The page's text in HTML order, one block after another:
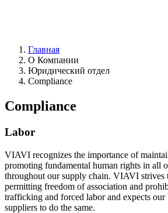
Главная
О Компании
Юридический отдел
Compliance
Compliance
Labor
VIAVI recognizes the importance of
promoting fundamental human rights in all
throughout our supply chain. VIAVI
permitting freedom of association and
trafficking and forced labor and expects our
suppliers to do the same.